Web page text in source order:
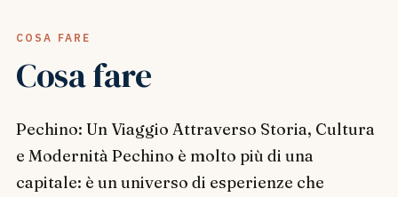
COSA FARE
Cosa fare
Pechino: Un Viaggio Attraverso Storia, Cultura
e Modernità Pechino è molto più di una
capitale: è un universo di esperienze che